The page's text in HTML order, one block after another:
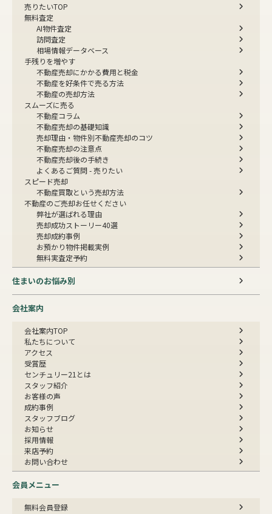
売りたいTOP
無料査定
AI物件査定
訪問査定
相場情報データベース
手残りを増やす
不動産売却にかかる費用と税金
不動産を好条件で売る方法
不動産の売却方法
スムーズに売る
不動産コラム
不動産売却の基礎知識
売却理由・物件別不動産売却のコツ
不動産売却の注意点
不動産売却後の手続き
よくあるご質問 - 売りたい
スピード売却
不動産買取という売却方法
不動産のご売却お任せください
弊社が選ばれる理由
売却成功ストーリー40選
売却成約事例
お預かり物件掲載実例
無料実査定予約
住まいのお悩み別
会社案内
会社案内TOP
私たちについて
アクセス
受賞歴
センチュリー21とは
スタッフ紹介
お客様の声
成約事例
スタッフブログ
お知らせ
採用情報
来店予約
お問い合わせ
会員メニュー
無料会員登録